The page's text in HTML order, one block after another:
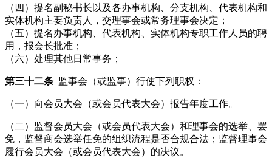
（四）提名副秘书长以及各办事机构、分支机构、代表机构和
实体机构主要负责人，交理事会或常务理事会决定；
（五）提名办事机构、代表机构、实体机构专职工作人员的聘
用，报会长批准；
（六）处理其他日常事务；
第三十二条 监事会（或监事）行使下列职权：
（一）向会员大会（或会员代表大会）报告年度工作。
（二）监督会员大会（或会员代表大会）和理事会的选举、罢
免，监督商会选举任免的组织流程是否合规合法；监督理事会
履行会员大会（或会员代表大会）的决议。